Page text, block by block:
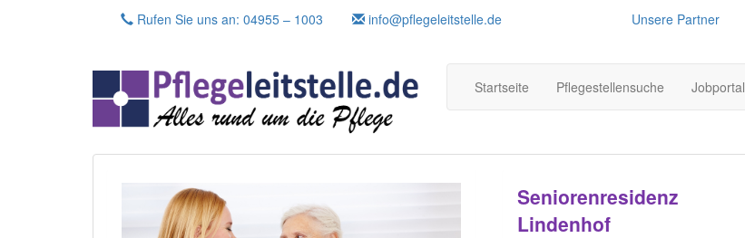
Rufen Sie uns an: 04955 – 1003 info@pflegeleitstelle.de Unsere Partner
Startseite Pflegestellensuche Jobportal
Seniorenresidenz
Lindenhof